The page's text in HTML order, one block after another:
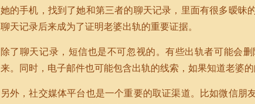
她的手机，找到了她和第三者的聊天记录，里面有很多暧昧
聊天记录后来成为了证明老婆出轨的重要证据。
除了聊天记录，短信也是不可忽视的。有些出轨者可能会
来。同时，电子邮件也可能包含出轨的线索，如果知道老婆
另外，社交媒体平台也是一个重要的取证渠道。比如微信朋